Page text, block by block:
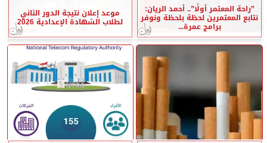
”راحة المعتمر أولًا”.. أحمد الريان:
نتابع المعتمرين لحظة بلحظة ونوفر
برامج عمرة...
موعد إعلان نتيجة الدور الثاني
لطلاب الشهادة الإعدادية 2026